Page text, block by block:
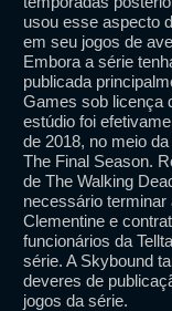
usou esse aspecto
em seu jogos de
Embora a série
publicada
Games sob licença
estúdio foi
de 2018, no meio
The Final Season.
de The Walking
necessário terminar
Clementine e
funcionários da
série. A Skybound
deveres de
jogos da série.